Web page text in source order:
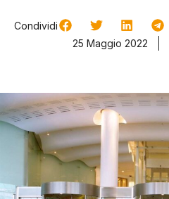
Condividi
25 Maggio 2022